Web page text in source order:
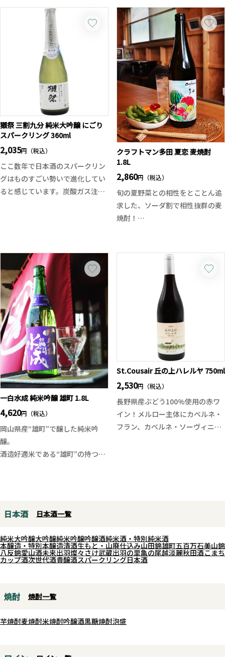
本のみの販売となっております。
ご了承ください。 一回のご注文と
は、ご注文頂き商品がお客様の手
元に届くまでを一回とさせて頂い
ております。
仕込み、上品な吟醸香とやわらか
な甘み、綺麗な酸が調和した親し
みやすい味わいに仕上がっていま
す。低精白とは思えない雑味の少
なさと、軽快な飲み口は見事。
使用酵母には青森県開発酵母「ま
ほろば吟」を採用。ほんのりフル
ーティーな香りと、飲み飽きしな
い綺麗な旨口が魅力です。
刺身や焼き鳥、茄子の揚げびたし
など幅広い料理に寄り添い、食中
酒として真価を発揮する一本。価
格以上の完成度を是非お楽しみく
ださい！
「普段食べているご飯を美味しい
お酒にしてみたい」という好奇心
から蔵元が3年前からちょっとず
つ遊ぶように仕込み始めました。
固定観念を払い毎年ものづくりを
楽しむことをコンセプトに、新感
覚な味わいとアウトプットを求め
て製造効率度外視で制作。コンセ
プト通り新感覚を求め、米をぶど
うやリンゴのような果実のような
感覚で醸されております。酒質デ
ータはあえて非公開、ですので難
しいことは考えずにお愉しみいた
特別な仕込みと処理を行うためい
つもより量が少なくなっておりま
すので、一日で4種同時リリー
ス！飲み比べしていただくのも良
をお試しあれ！
※お一人様一回のご注文につき1
本のみの販売となっております。
ご了承ください。 一回のご注文と
は、ご注文頂き商品がお客様の手
元に届くまでを一回とさせて頂い
獺祭 三割九分 純米大吟醸 にごり
スパークリング 360ml
2,035円（税込）
ここ数年で日本酒のスパークリン
グはものすごい勢いで進化してい
ると感じています。炭酸ガス注入
こちらの獺祭は、そんな瓶内二次
発酵方式のスパークリングの中で
も山田錦を三割九分という高精米
を用い、甘すぎず、キメの細やか
な泡が長く続き溌剌とした味わい
が続きます。また純米大吟醸クラ
スのにごり酒ならではの華やかな
香り、そしてキレの良さがありま
す。
クラフトマン多田 夏恋 麦焼酎
1.8L
2,860円（税込）
旬の夏野菜との相性をとことん追
求した、ソーダ割で相性抜群の麦
焼酎！
かで爽やかな仕上がり。ラベルも
夏仕様にリデザインされ、見た目
からも涼しさを感じる1本です。
お勧めの飲み方はソーダ割り。口
に含むと、やさしい甘さと麦の芳
醇な香りがふわりと広がり、後味
はスッキリ。冷やしトマトや枝
豆、ズッキーニのグリル、夏野菜
の浅漬け、レモンを効かせた焼き
魚やカルパッチョなど、さっぱり
とした夏の一皿と抜群の相性を発
ちなみに「焼酎」の季語は夏で
す！
一白水成 純米吟醸 雄町 1.8L
4,620円（税込）
岡山県産“雄町”で醸した純米吟
醸。
酒造好適米である“雄町”の持つ独
クセントが食事をより引き立てて
一白水成の雄町は酒米特有の旨味
がとてもまろやかに広がり、酸味
St.Cousair 丘の上ハレルヤ 750ml
2,530円（税込）
長野県産ぶどう100%使用の赤ワ
イン！メルロー主体にカベルネ・
フラン、カベルネ・ソーヴィニヨ
スが良く、赤ワインとしての満足
感を持ちながらも重すぎない仕上
がり。コンコード由来のやさしい
日本酒 日本酒一覧
純米大吟醸大吟醸純米吟醸吟醸酒純米酒・特別純米酒
本醸造・特別本醸造清酒生もと・山廃仕込み山田錦雄町五百万石美山錦
八反錦愛山酒未来出羽燦々さけ武蔵出羽の里亀の尾越淡麗秋田酒こまち
カップ酒次世代酒貴醸酒スパークリング日本酒
焼酎 焼酎一覧
芋焼酎麦焼酎米焼酎吟醸酒黒糖焼酎泡盛